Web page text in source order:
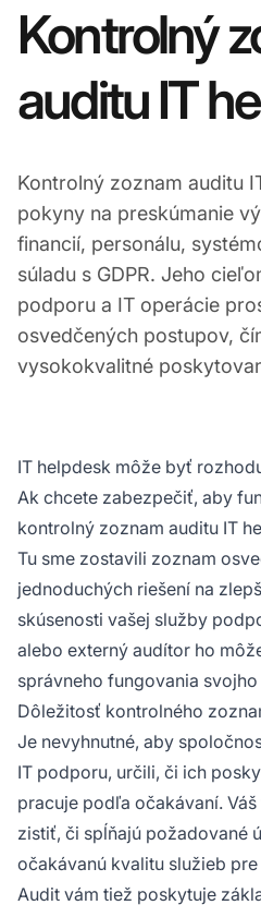
Kontrolný
auditu IT
Kontrolný zoznam auditu
pokyny na preskúmanie
financií, personálu,
súladu s GDPR. Jeho
podporu a IT operácie
osvedčených postupov,
vysokokvalitné
IT helpdesk môže byť
Ak chcete zabezpečiť, aby
kontrolný zoznam auditu IT
Tu sme zostavili zoznam
jednoduchých riešení na
skúsenosti vašej služby
alebo externý audítor ho
správneho fungovania
Dôležitosť kontrolného
Je nevyhnutné, aby
IT podporu, určili, či ich
pracuje podľa očakávaní.
zistiť, či spĺňajú požadované
očakávanú kvalitu služieb
Audit vám tiež poskytuje